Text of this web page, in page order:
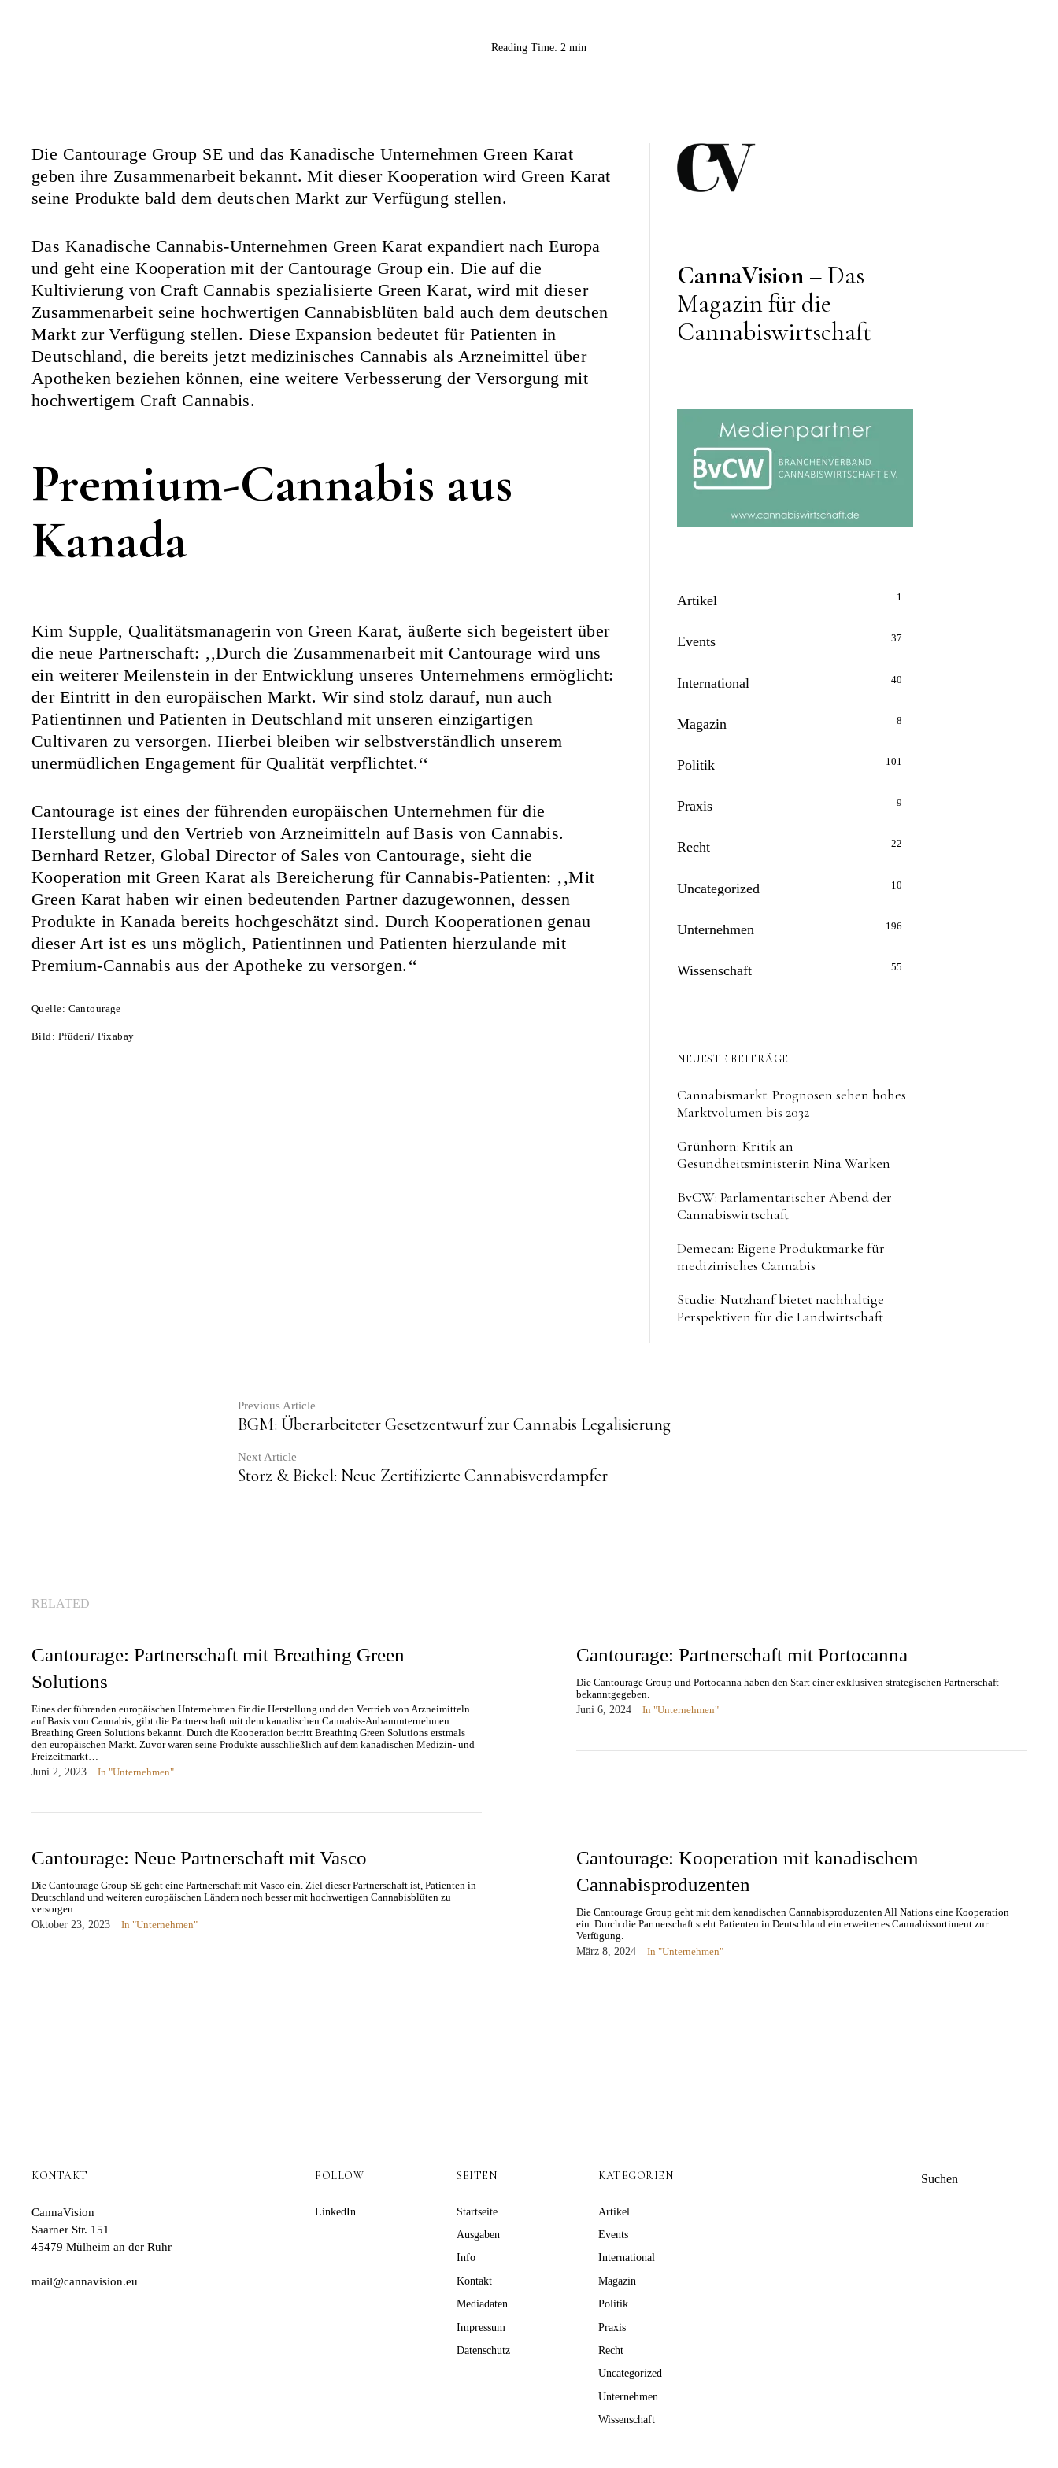
Reading Time: 2 min
Continue
Reading
Previous Article
BGM: Überarbeiteter Gesetzentwurf zur Cannabis Legalisierung
Next Article
Storz & Bickel: Neue Zertifizierte Cannabisverdampfer
Die Cantourage Group SE und das Kanadische Unternehmen Green Karat
geben ihre Zusammenarbeit bekannt. Mit dieser Kooperation wird Green Karat
seine Produkte bald dem deutschen Markt zur Verfügung stellen.
Das Kanadische Cannabis-Unternehmen Green Karat expandiert nach Europa
und geht eine Kooperation mit der Cantourage Group ein. Die auf die
Kultivierung von Craft Cannabis spezialisierte Green Karat, wird mit dieser
Zusammenarbeit seine hochwertigen Cannabisblüten bald auch dem deutschen
Markt zur Verfügung stellen. Diese Expansion bedeutet für Patienten in
Deutschland, die bereits jetzt medizinisches Cannabis als Arzneimittel über
Apotheken beziehen können, eine weitere Verbesserung der Versorgung mit
hochwertigem Craft Cannabis.
Premium-Cannabis aus
Kanada
Kim Supple, Qualitätsmanagerin von Green Karat, äußerte sich begeistert über
die neue Partnerschaft: ‚‚Durch die Zusammenarbeit mit Cantourage wird uns
ein weiterer Meilenstein in der Entwicklung unseres Unternehmens ermöglicht:
der Eintritt in den europäischen Markt. Wir sind stolz darauf, nun auch
Patientinnen und Patienten in Deutschland mit unseren einzigartigen
Cultivaren zu versorgen. Hierbei bleiben wir selbstverständlich unserem
unermüdlichen Engagement für Qualität verpflichtet.‘‘
Cantourage ist eines der führenden europäischen Unternehmen für die
Herstellung und den Vertrieb von Arzneimitteln auf Basis von Cannabis.
Bernhard Retzer, Global Director of Sales von Cantourage, sieht die
Kooperation mit Green Karat als Bereicherung für Cannabis-Patienten: ‚‚Mit
Green Karat haben wir einen bedeutenden Partner dazugewonnen, dessen
Produkte in Kanada bereits hochgeschätzt sind. Durch Kooperationen genau
dieser Art ist es uns möglich, Patientinnen und Patienten hierzulande mit
Premium-Cannabis aus der Apotheke zu versorgen.‘‘
Quelle: Cantourage
Bild: Pfüderi/ Pixabay
CannaVision – Das
Magazin für die
Cannabiswirtschaft
Artikel 1
Events 37
International 40
Magazin 8
Politik 101
Praxis 9
Recht 22
Uncategorized 10
Unternehmen 196
Wissenschaft 55
NEUESTE BEITRÄGE
Cannabismarkt: Prognosen sehen hohes
Marktvolumen bis 2032
Grünhorn: Kritik an
Gesundheitsministerin Nina Warken
BvCW: Parlamentarischer Abend der
Cannabiswirtschaft
Demecan: Eigene Produktmarke für
medizinisches Cannabis
Studie: Nutzhanf bietet nachhaltige
Perspektiven für die Landwirtschaft
RELATED
Cantourage: Partnerschaft mit Breathing Green
Solutions
Eines der führenden europäischen Unternehmen für die Herstellung und den Vertrieb von Arzneimitteln
auf Basis von Cannabis, gibt die Partnerschaft mit dem kanadischen Cannabis-Anbauunternehmen
Breathing Green Solutions bekannt. Durch die Kooperation betritt Breathing Green Solutions erstmals
den europäischen Markt. Zuvor waren seine Produkte ausschließlich auf dem kanadischen Medizin- und
Freizeitmarkt…
Juni 2, 2023
In "Unternehmen"
Cantourage: Partnerschaft mit Portocanna
Die Cantourage Group und Portocanna haben den Start einer exklusiven strategischen Partnerschaft
bekanntgegeben.
Juni 6, 2024
In "Unternehmen"
Cantourage: Neue Partnerschaft mit Vasco
Die Cantourage Group SE geht eine Partnerschaft mit Vasco ein. Ziel dieser Partnerschaft ist, Patienten in
Deutschland und weiteren europäischen Ländern noch besser mit hochwertigen Cannabisblüten zu
versorgen.
Oktober 23, 2023
In "Unternehmen"
Cantourage: Kooperation mit kanadischem
Cannabisproduzenten
Die Cantourage Group geht mit dem kanadischen Cannabisproduzenten All Nations eine Kooperation
ein. Durch die Partnerschaft steht Patienten in Deutschland ein erweitertes Cannabissortiment zur
Verfügung.
März 8, 2024
In "Unternehmen"
KONTAKT
CannaVision
Saarner Str. 151
45479 Mülheim an der Ruhr
mail@cannavision.eu
FOLLOW
LinkedIn
SEITEN
Startseite
Ausgaben
Info
Kontakt
Mediadaten
Impressum
Datenschutz
KATEGORIEN
Artikel
Events
International
Magazin
Politik
Praxis
Recht
Uncategorized
Unternehmen
Wissenschaft
Suchen